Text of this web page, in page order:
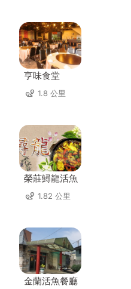
亨味食堂
1.8 公里
榮莊鱘龍活魚
1.82 公里
金蘭活魚餐廳